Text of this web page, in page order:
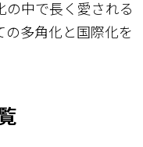
の中で長く愛される
の多角化と国際化を